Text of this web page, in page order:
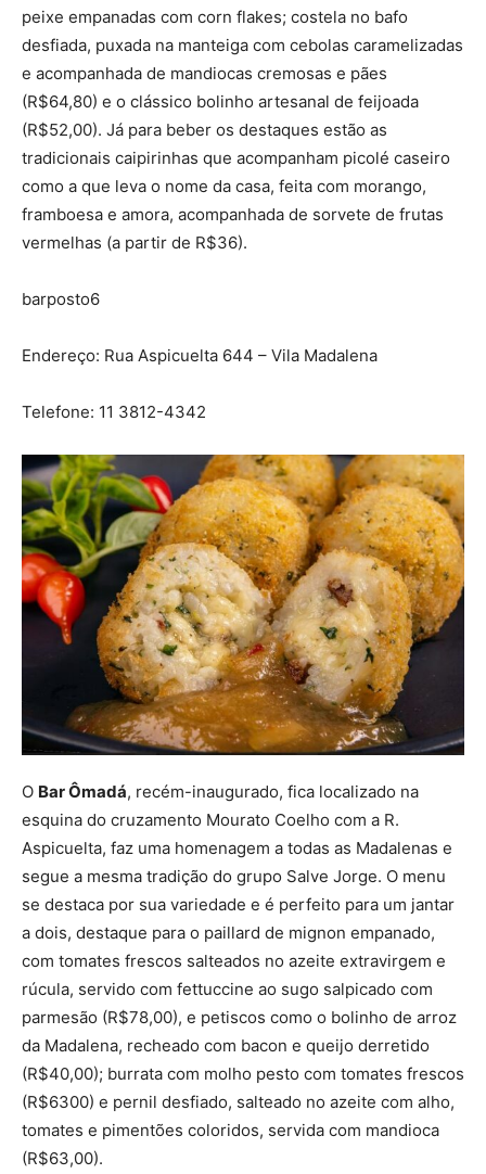
peixe empanadas com corn flakes; costela no bafo
desfiada, puxada na manteiga com cebolas caramelizadas
e acompanhada de mandiocas cremosas e pães
(R$64,80) e o clássico bolinho artesanal de feijoada
(R$52,00). Já para beber os destaques estão as
tradicionais caipirinhas que acompanham picolé caseiro
como a que leva o nome da casa, feita com morango,
framboesa e amora, acompanhada de sorvete de frutas
vermelhas (a partir de R$36).
barposto6
Endereço: Rua Aspicuelta 644 – Vila Madalena
Telefone: 11 3812-4342
O Bar Ômadá, recém-inaugurado, fica localizado na
esquina do cruzamento Mourato Coelho com a R.
Aspicuelta, faz uma homenagem a todas as Madalenas e
segue a mesma tradição do grupo Salve Jorge. O menu
se destaca por sua variedade e é perfeito para um jantar
a dois, destaque para o paillard de mignon empanado,
com tomates frescos salteados no azeite extravirgem e
rúcula, servido com fettuccine ao sugo salpicado com
parmesão (R$78,00), e petiscos como o bolinho de arroz
da Madalena, recheado com bacon e queijo derretido
(R$40,00); burrata com molho pesto com tomates frescos
(R$6300) e pernil desfiado, salteado no azeite com alho,
tomates e pimentões coloridos, servida com mandioca
(R$63,00).